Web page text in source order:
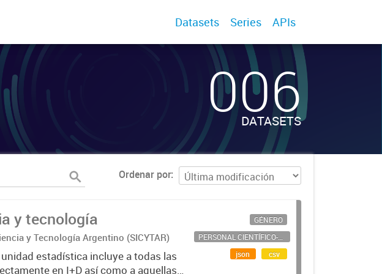
Datasets Series APIs
006
DATASETS
Ordenar por
y tecnología
y Tecnología Argentino (SICYTAR)
estadística incluye a todas las
en I+D así como a aquellas
GÉNERO
PERSONAL CIENTÍFICO-TECNOLÓGICO
json
csv